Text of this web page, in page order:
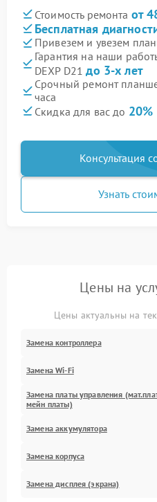
Стоимость ремонта от
Бесплатная
Привезем и увезем
Гарантия на наши
DEXP D21до 3-х лет
Срочный ремонт
часа
Скидка для вас до 20%
Консультация
Узнать
Цены на
Цены актуальны на
Замена контроллера
Замена Wi-Fi
Замена платы управления
мейн платы)
Замена аккумулятора
Замена корпуса
Замена дисплея (экрана)